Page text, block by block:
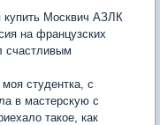
купить Москвич АЗЛК
на французских
счастливым
студентка, с
в мастерскую с
такое, как